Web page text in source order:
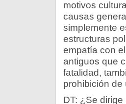
motivos
causas
simplemente
estructuras
empatía con
antiguos que
fatalidad,
prohibición de
DT: ¿Se